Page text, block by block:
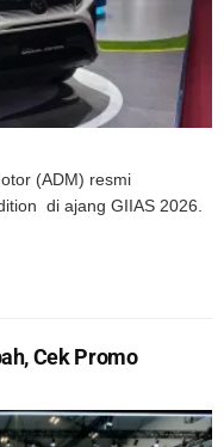
(ADM) resmi
di ajang GIIAS 2026.
Cek Promo